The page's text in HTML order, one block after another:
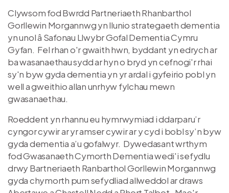
Clywsom fod Bwrdd Partneriaeth Rhanbarthol
Gorllewin Morgannwg yn llunio strategaeth dementia
yn unol â Safonau Llwybr Gofal Dementia Cymru
Gyfan. Fel rhan o'r gwaith hwn, byddant yn edrych ar
ba wasanaethau sydd ar hyn o bryd yn cefnogi'r rhai
sy'n byw gyda dementia yn yr ardal i gyfeirio pobl yn
well a gweithio allan unrhyw fylchau mewn
gwasanaethau.
Roeddent yn rhannu eu hymrwymiad i ddarparu’r
cyngor cywir ar yr amser cywir ar y cyd i bobl sy’n byw
gyda dementia a’u gofalwyr. Dywedasant wrthym
fod Gwasanaeth Cymorth Dementia wedi'i sefydlu
drwy Bartneriaeth Ranbarthol Gorllewin Morgannwg
gyda chymorth pum sefydliad allweddol ar draws